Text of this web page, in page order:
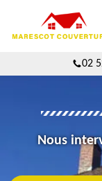
02
Nous